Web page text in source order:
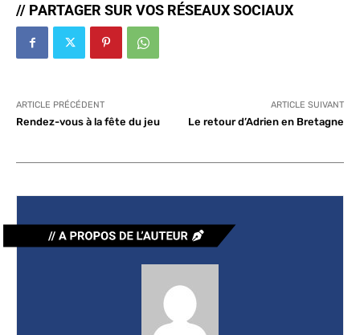
// PARTAGER SUR VOS RÉSEAUX SOCIAUX
ARTICLE PRÉCÉDENT
Rendez-vous à la fête du jeu
ARTICLE SUIVANT
Le retour d’Adrien en Bretagne